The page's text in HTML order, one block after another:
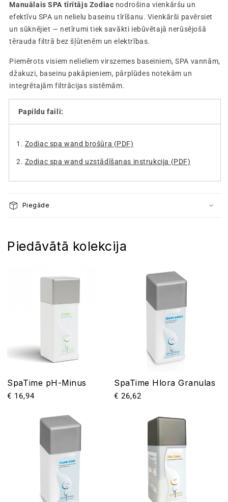
baseina
tīrītājs
Zodiac
baseina
tīrītājs
Zodiac
Manuālais SPA tīrītājs Zodiac nodrošina vienkāršu un
efektīvu SPA un nelielu baseinu tīrīšanu. Vienkārši pavērsiet
un sūknējiet — netīrumi tiek savākti iebūvētajā nerūsējošā
tērauda filtrā bez šļūtenēm un elektrības.
Piemērots visiem nelieliem virszemes baseiniem, SPA vannām,
džakuzi, baseinu pakāpieniem, pārplūdes notekām un
integrētajām filtrācijas sistēmām.
Papildu faili:
1. Zodiac spa wand brošūra (PDF)
2. Zodiac spa wand uzstādīšanas instrukcija (PDF)
Piegāde
Piedāvātā kolekcija
SpaTime pH-Minus
Parastā
€ 16,94
SpaTime Hlora Granulas
Parastā
€ 26,62